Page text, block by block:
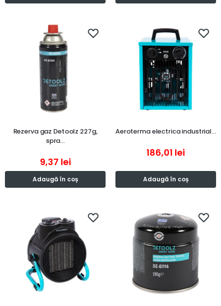
Rezerva gaz Detoolz 227g,
spra…
9,37 lei
Adaugă în coș
Aeroterma electrica industrial…
186,01 lei
Adaugă în coș